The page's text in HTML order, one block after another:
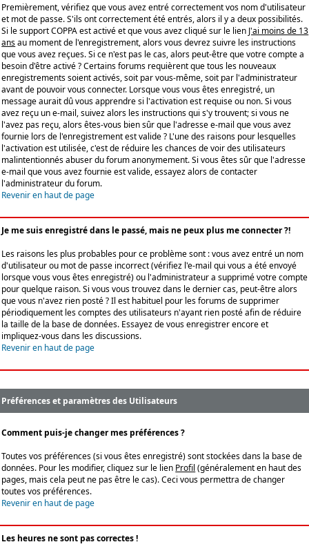
Premièrement, vérifiez que vous avez entré correctement vos nom d'utilisateur
et mot de passe. S'ils ont correctement été entrés, alors il y a deux possibilités.
Si le support COPPA est activé et que vous avez cliqué sur le lien J'ai moins de 13
ansau moment de l'enregistrement, alors vous devrez suivre les instructions
que vous avez reçues. Si ce n'est pas le cas, alors peut-être que votre compte a
besoin d'être activé ? Certains forums requièrent que tous les nouveaux
enregistrements soient activés, soit par vous-même, soit par l'administrateur
avant de pouvoir vous connecter. Lorsque vous vous êtes enregistré, un
message aurait dû vous apprendre si l'activation est requise ou non. Si vous
avez reçu un e-mail, suivez alors les instructions qui s'y trouvent; si vous ne
l'avez pas reçu, alors êtes-vous bien sûr que l'adresse e-mail que vous avez
fournie lors de l'enregistrement est valide ? L'une des raisons pour lesquelles
l'activation est utilisée, c'est de réduire les chances de voir des utilisateurs
malintentionnés abuser du forum anonymement. Si vous êtes sûr que l'adresse
e-mail que vous avez fournie est valide, essayez alors de contacter
l'administrateur du forum.
Revenir en haut de page
Je me suis enregistré dans le passé, mais ne peux plus me connecter ?!
Les raisons les plus probables pour ce problème sont : vous avez entré un nom
d'utilisateur ou mot de passe incorrect (vérifiez l'e-mail qui vous a été envoyé
lorsque vous vous êtes enregistré) ou l'administrateur a supprimé votre compte
pour quelque raison. Si vous vous trouvez dans le dernier cas, peut-être alors
que vous n'avez rien posté ? Il est habituel pour les forums de supprimer
périodiquement les comptes des utilisateurs n'ayant rien posté afin de réduire
la taille de la base de données. Essayez de vous enregistrer encore et
impliquez-vous dans les discussions.
Revenir en haut de page
Préférences et paramètres des Utilisateurs
Comment puis-je changer mes préférences ?
Toutes vos préférences (si vous êtes enregistré) sont stockées dans la base de
données. Pour les modifier, cliquez sur le lien Profil (généralement en haut des
pages, mais cela peut ne pas être le cas). Ceci vous permettra de changer
toutes vos préférences.
Revenir en haut de page
Les heures ne sont pas correctes !